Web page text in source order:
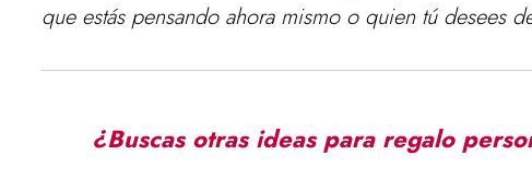
que estás pensando ahora mismo o quien tú desees
¿Buscas otras ideas para regalo